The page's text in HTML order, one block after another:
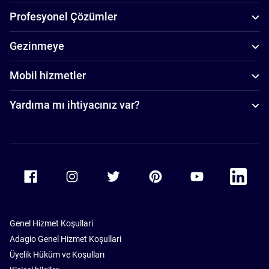
Profesyonel Çözümler
Gezinmeye
Mobil hizmetler
Yardıma mı ihtiyacınız var?
Accor Youtube
Accor
Genel Hizmet Koşullari
Adagio Genel Hizmet Koşullari
Üyelik Hüküm ve Koşulları